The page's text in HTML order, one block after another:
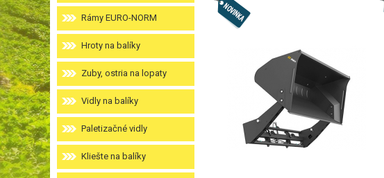
Rámy EURO-NORM
Hroty na balíky
Zuby, ostria na lopaty
Vidly na balíky
Paletizačné vidly
Kliešte na balíky